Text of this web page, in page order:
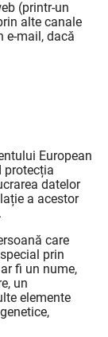
(printr-un
alte canale
e-mail, dacă
European
protecția
datelor
a acestor
care
prin
fi un nume,
un
elemente